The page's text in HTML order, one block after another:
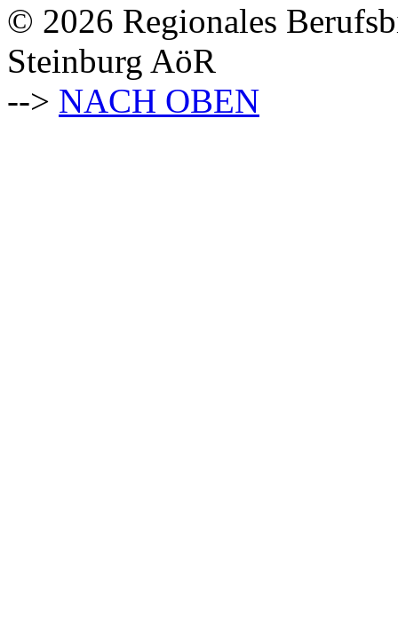
© 2026 Regionales
Steinburg AöR
--> NACH OBEN